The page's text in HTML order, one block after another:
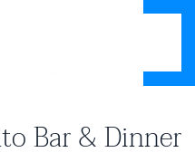
Bar & Dinner